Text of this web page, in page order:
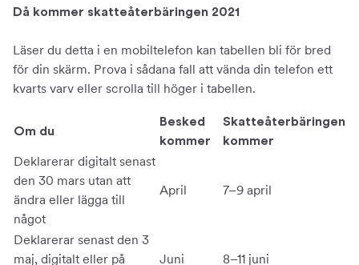
Då kommer skatteåterbäringen 2021
Läser du detta i en mobiltelefon kan tabellen bli för bred
för din skärm. Prova i sådana fall att vända din telefon ett
kvarts varv eller scrolla till höger i tabellen.
Om du
Besked
kommer
Skatteåterbäringen
kommer
Deklarerar digitalt senast
den 30 mars utan att
ändra eller lägga till
något
April 7–9 april
Deklarerar senast den 3
maj, digitalt eller på
Juni 8–11 juni